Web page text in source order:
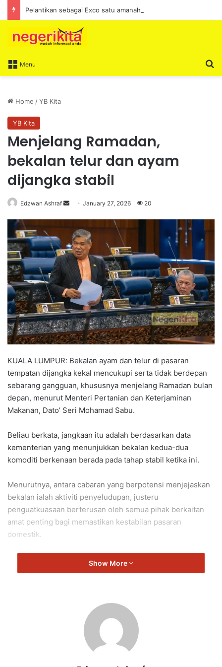
Menu
Home /YB Kita
YB Kita
Menjelang Ramadan,
bekalan telur dan ayam
dijangka stabil
Edzwan Ashraf
d
a
m
a
i
l
January 27, 2026 20
KUALA LUMPUR: Bekalan ayam dan telur di pasaran
tempatan dijangka kekal mencukupi serta tidak berdepan
sebarang gangguan, khususnya menjelang Ramadan bulan
depan, menurut Menteri Pertanian dan Keterjaminan
Makanan, Dato’ Seri Mohamad Sabu.
Beliau berkata, jangkaan itu adalah berdasarkan data
kementerian yang menunjukkan bekalan kedua-dua
komoditi berkenaan berada pada tahap stabil ketika ini.
Menurutnya, antara cabaran yang berpotensi menjejaskan
bekalan ialah aktiviti penyeludupan, justeru
penguatkuasaan berterusan oleh semua pihak berkaitan
amat penting bagi memastikan kestabilan pasaran
domestik.
“Dalam masa sama, kementerian juga akan memastikan
import ayam dilaksanakan secara seimbang supaya tidak
Beliau menjawab soalan tambahan Kalam Salan (PN-Sabak
Bernam) berhubung perancangan kementerian bagi
mengekalkan kestabilan bekalan ayam serta usaha
Show More